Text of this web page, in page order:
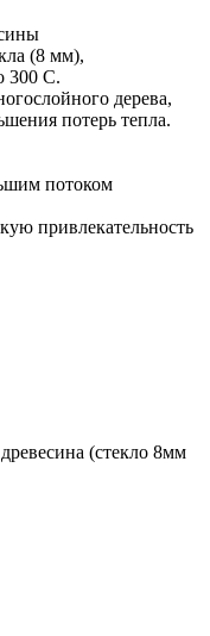
(8 мм),
300 С.
дерева,
потерь тепла.
потоком
привлекательность
(стекло 8мм